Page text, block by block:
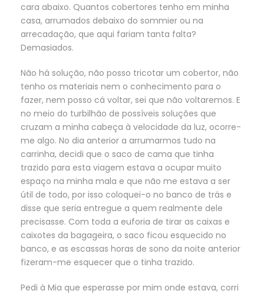
cara abaixo. Quantos cobertores tenho em minha
casa, arrumados debaixo do sommier ou na
arrecadação, que aqui fariam tanta falta?
Demasiados.
Não há solução, não posso tricotar um cobertor, não
tenho os materiais nem o conhecimento para o
fazer, nem posso cá voltar, sei que não voltaremos. E
no meio do turbilhão de possíveis soluções que
cruzam a minha cabeça à velocidade da luz, ocorre-
me algo. No dia anterior a arrumarmos tudo na
carrinha, decidi que o saco de cama que tinha
trazido para esta viagem estava a ocupar muito
espaço na minha mala e que não me estava a ser
útil de todo, por isso coloquei-o no banco de trás e
disse que seria entregue a quem realmente dele
precisasse. Com toda a euforia de tirar as caixas e
caixotes da bagageira, o saco ficou esquecido no
banco, e as escassas horas de sono da noite anterior
fizeram-me esquecer que o tinha trazido.
Pedi à Mia que esperasse por mim onde estava, corri